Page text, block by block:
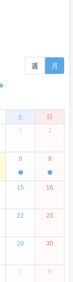
週 月
土
日
1 2
8
●
9
●
15 16
22 23
29 30
5 6